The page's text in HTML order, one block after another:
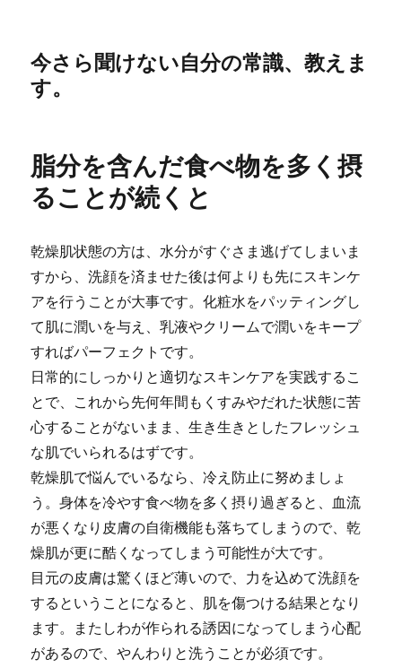
今さら聞けない自分の常識、教えま
す。
脂分を含んだ食べ物を多く摂
ることが続くと
乾燥肌状態の方は、水分がすぐさま逃げてしまいま
すから、洗顔を済ませた後は何よりも先にスキンケ
アを行うことが大事です。化粧水をパッティングし
て肌に潤いを与え、乳液やクリームで潤いをキープ
すればパーフェクトです。
日常的にしっかりと適切なスキンケアを実践するこ
とで、これから先何年間もくすみやだれた状態に苦
心することがないまま、生き生きとしたフレッシュ
な肌でいられるはずです。
乾燥肌で悩んでいるなら、冷え防止に努めましょ
う。身体を冷やす食べ物を多く摂り過ぎると、血流
が悪くなり皮膚の自衛機能も落ちてしまうので、乾
燥肌が更に酷くなってしまう可能性が大です。
目元の皮膚は驚くほど薄いので、力を込めて洗顔を
するということになると、肌を傷つける結果となり
ます。またしわが作られる誘因になってしまう心配
があるので、やんわりと洗うことが必須です。